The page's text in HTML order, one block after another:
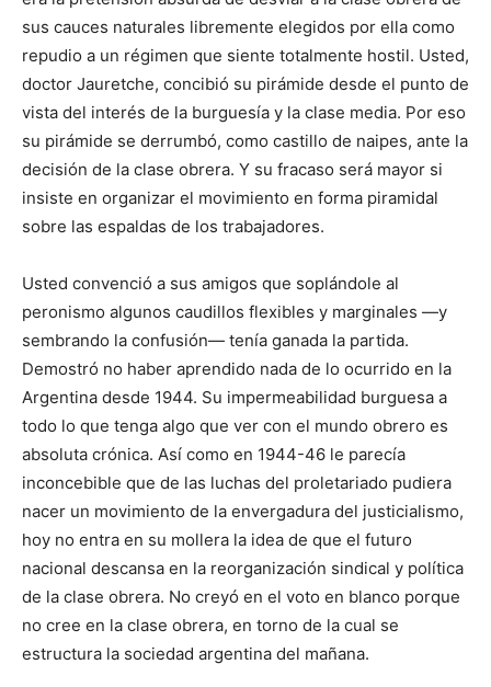
sus cauces naturales libremente elegidos por ella como
repudio a un régimen que siente totalmente hostil. Usted,
doctor Jauretche, concibió su pirámide desde el punto de
vista del interés de la burguesía y la clase media. Por eso
su pirámide se derrumbó, como castillo de naipes, ante la
decisión de la clase obrera. Y su fracaso será mayor si
insiste en organizar el movimiento en forma piramidal
sobre las espaldas de los trabajadores.
Usted convenció a sus amigos que soplándole al
peronismo algunos caudillos flexibles y marginales —y
sembrando la confusión— tenía ganada la partida.
Demostró no haber aprendido nada de lo ocurrido en la
Argentina desde 1944. Su impermeabilidad burguesa a
todo lo que tenga algo que ver con el mundo obrero es
absoluta crónica. Así como en 1944-46 le parecía
inconcebible que de las luchas del proletariado pudiera
nacer un movimiento de la envergadura del justicialismo,
hoy no entra en su mollera la idea de que el futuro
nacional descansa en la reorganización sindical y política
de la clase obrera. No creyó en el voto en blanco porque
no cree en la clase obrera, en torno de la cual se
estructura la sociedad argentina del mañana.